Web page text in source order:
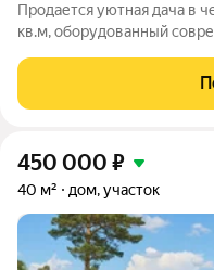
Продается уютная дача в
кв.м, оборудованный
и уютных вечеров. -
электричество и
450 000 ₽
40 м² дом, участок